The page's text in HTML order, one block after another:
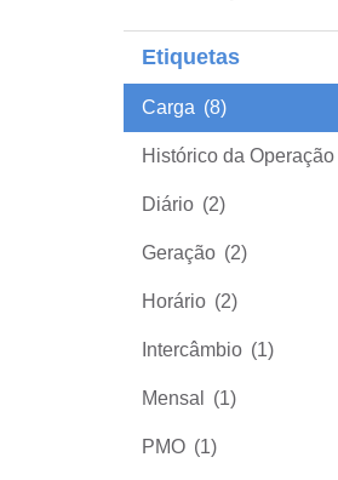
Etiquetas
Carga (8)
Histórico da Operação
Diário (2)
Geração (2)
Horário (2)
Intercâmbio (1)
Mensal (1)
PMO (1)